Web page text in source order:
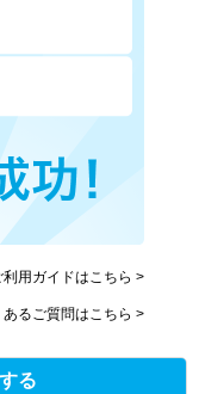
用ガイドはこちら >
あるご質問はこちら >
る